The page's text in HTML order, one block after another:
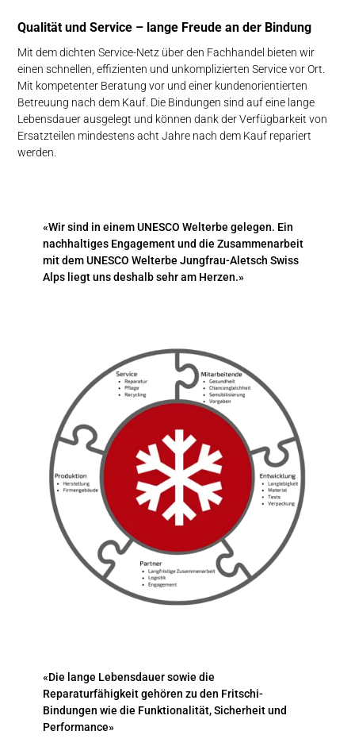
Qualität und Service – ­lange Freude an der Bin­dung
Mit dem dichten Service-Netz über den Fachhandel bieten wir
einen schnellen, effizienten und unkomplizierten Service vor Ort.
Mit kompetenter Beratung vor und einer kundenorientierten
Betreuung nach dem Kauf. Die Bindungen sind auf eine lange
Lebensdauer ausgelegt und können dank der Verfügbarkeit von
Ersatzteilen mindestens acht Jahre nach dem Kauf repariert
werden.
«Wir sind in einem UNESCO Welterbe gelegen. Ein
nachhaltiges Engagement und die Zusammenarbeit
mit dem UNESCO Welterbe Jungfrau-Aletsch Swiss
Alps liegt uns deshalb sehr am Herzen.»
«Die lange Lebensdauer sowie die
Reparaturfähigkeit gehören zu den Fritschi-
Bindungen wie die Funktionalität, Sicherheit und
Performance»